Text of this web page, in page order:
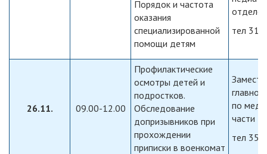
Порядок и частота
оказания
специализированной
помощи детям
тел
26.11. 09.00-12.00
Профилактические
осмотры детей и
подростков.
Обследование
допризывников при
прохождении
приписки в военкомат
по
части
тел